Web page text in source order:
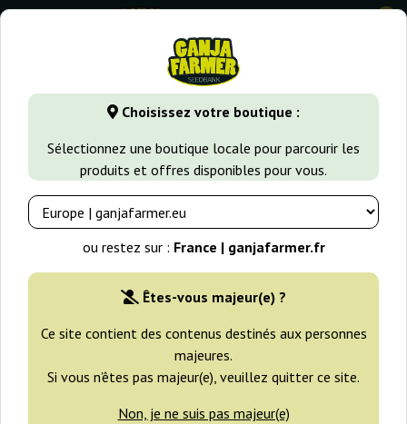
Choisissez votre boutique :
Sélectionnez une boutique locale pour parcourir les
produits et offres disponibles pour vous.
ou restez sur : France | ganjafarmer.fr
Êtes-vous majeur(e) ?
Ce site contient des contenus destinés aux personnes
majeures.
Si vous n’êtes pas majeur(e), veuillez quitter ce site.
Non, je ne suis pas majeur(e)
0
GanjaFarmer.fr Types de Graines Graines de Cannabis